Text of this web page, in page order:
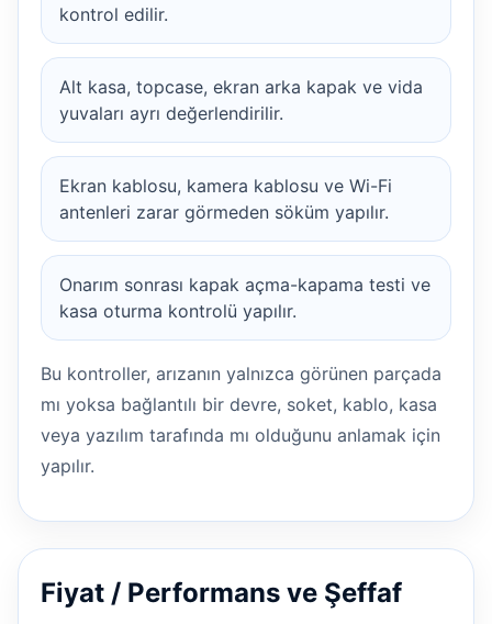
kontrol edilir.
Alt kasa, topcase, ekran arka kapak ve vida
yuvaları ayrı değerlendirilir.
Ekran kablosu, kamera kablosu ve Wi-Fi
antenleri zarar görmeden söküm yapılır.
Onarım sonrası kapak açma-kapama testi ve
kasa oturma kontrolü yapılır.
Bu kontroller, arızanın yalnızca görünen parçada
mı yoksa bağlantılı bir devre, soket, kablo, kasa
veya yazılım tarafında mı olduğunu anlamak için
yapılır.
Fiyat / Performans ve Şeffaf